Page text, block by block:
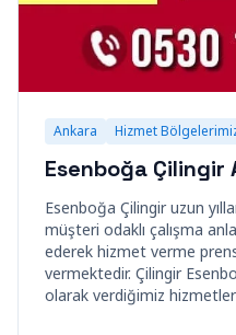
Ankara Hizmet
Esenboğa Çilingir
Esenboğa Çilingir uzun
müşteri odaklı çalışma
ederek hizmet verme
vermektedir. Çilingir
olarak verdiğimiz